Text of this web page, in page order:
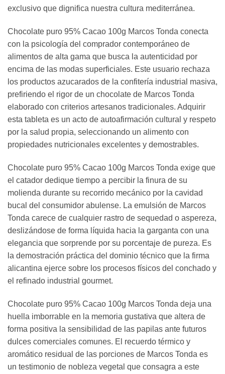
exclusivo que dignifica nuestra cultura mediterránea.
Chocolate puro 95% Cacao 100g Marcos Tonda conecta
con la psicología del comprador contemporáneo de
alimentos de alta gama que busca la autenticidad por
encima de las modas superficiales. Este usuario rechaza
los productos azucarados de la confitería industrial masiva,
prefiriendo el rigor de un chocolate de Marcos Tonda
elaborado con criterios artesanos tradicionales. Adquirir
esta tableta es un acto de autoafirmación cultural y respeto
por la salud propia, seleccionando un alimento con
propiedades nutricionales excelentes y demostrables.
Chocolate puro 95% Cacao 100g Marcos Tonda exige que
el catador dedique tiempo a percibir la finura de su
molienda durante su recorrido mecánico por la cavidad
bucal del consumidor abulense. La emulsión de Marcos
Tonda carece de cualquier rastro de sequedad o aspereza,
deslizándose de forma líquida hacia la garganta con una
elegancia que sorprende por su porcentaje de pureza. Es
la demostración práctica del dominio técnico que la firma
alicantina ejerce sobre los procesos físicos del conchado y
el refinado industrial gourmet.
Chocolate puro 95% Cacao 100g Marcos Tonda deja una
huella imborrable en la memoria gustativa que altera de
forma positiva la sensibilidad de las papilas ante futuros
dulces comerciales comunes. El recuerdo térmico y
aromático residual de las porciones de Marcos Tonda es
un testimonio de nobleza vegetal que consagra a este